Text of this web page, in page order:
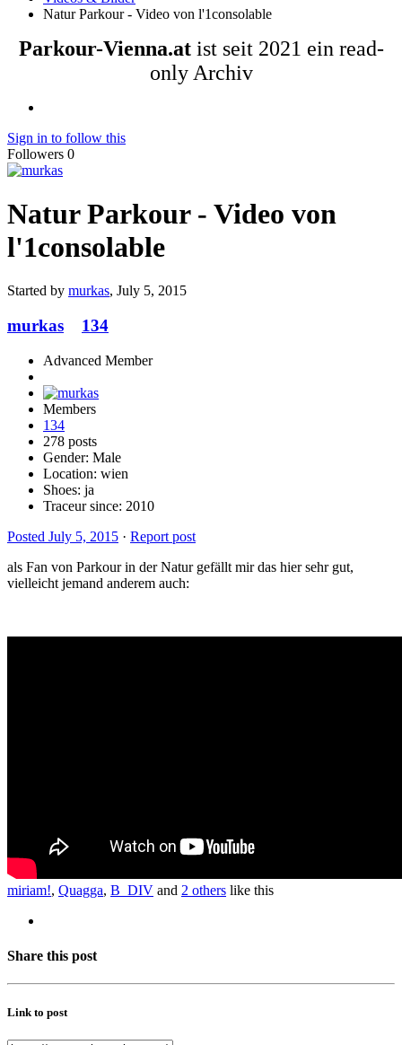
Natur Parkour - Video von l'1consolable
Parkour-Vienna.atist seit 2021 ein read-
only Archiv
Sign in to follow this
Followers 0
Natur Parkour - Video von
l'1consolable
Started by murkas, July 5, 2015
murkas 134
Advanced Member
Members
134
278 posts
Gender: Male
Location: wien
Shoes: ja
Traceur since: 2010
Posted July 5, 2015 · Report post
als Fan von Parkour in der Natur gefällt mir das hier sehr gut,
vielleicht jemand anderem auch:
miriam!, Quagga, B_DIV and 2 others like this
Share this post
Link to post